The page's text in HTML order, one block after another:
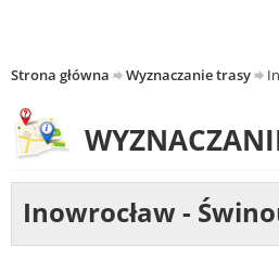
Strona główna Wyznaczanie trasy
Inowrocław -